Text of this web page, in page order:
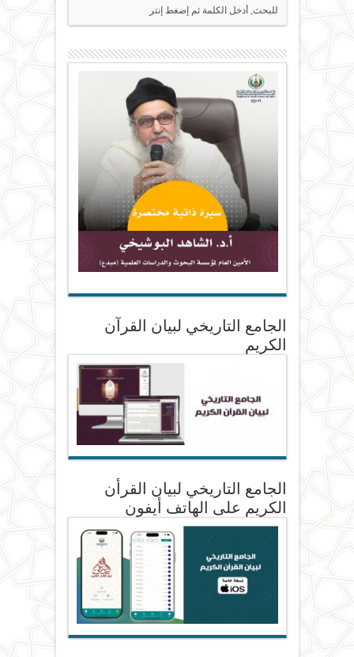
الجامع التاريخي لبيان القرآن
الكريم
الجامع التاريخي لبيان القرأن
الكريم على الهاتف أيفون